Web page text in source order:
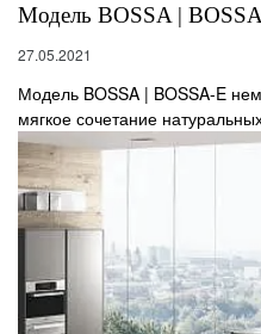
Модель BOSSA |
27.05.2021
Модель BOSSA | BOSSA-E
мягкое сочетание